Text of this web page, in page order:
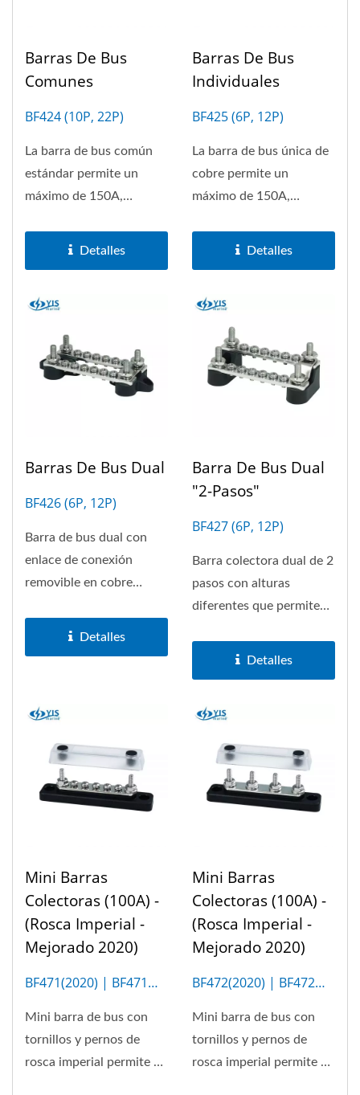
Barras De Bus
Comunes
BF424 (10P, 22P)
La barra de bus común
estándar permite un
máximo de 150A,
grupos....
Detalles
Barras De Bus
Individuales
BF425 (6P, 12P)
La barra de bus única de
cobre permite un
máximo de 150A,
grupos. Cubierta...
Detalles
Barras De Bus Dual
BF426 (6P, 12P)
Barra de bus dual con
enlace de conexión
removible en cobre
150A, disponible...
Detalles
Barra De Bus Dual
"2-Pasos"
BF427 (6P, 12P)
Barra colectora dual de 2
pasos con alturas
diferentes que permite
flexible,...
Detalles
Mini Barras
Colectoras (100A) -
(Rosca Imperial -
Mejorado 2020)
BF471(2020) | BF471M
Mini barra de bus con
tornillos y pernos de
rosca imperial permite un
Mini Barras
Colectoras (100A) -
(Rosca Imperial -
Mejorado 2020)
BF472(2020) | BF472M
Mini barra de bus con
tornillos y pernos de
rosca imperial permite un